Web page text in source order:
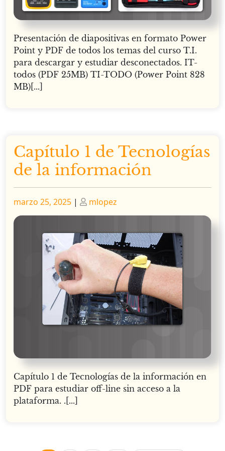
Presentación de diapositivas en formato Power
Point y PDF de todos los temas del curso T.I.
para descargar y estudiar desconectados. IT-
todos (PDF 25MB) TI-TODO (Power Point 828
MB)[...]
Capítulo 1 de Tecnologías
de la información
Publicado
marzo 25, 2025 | Publicado
mlopez
Capítulo 1 de Tecnologías de la información en
PDF para estudiar off-line sin acceso a la
plataforma. .[...]